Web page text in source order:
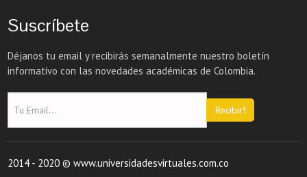
Suscríbete
Déjanos tu email y recibirás semanalmente nuestro boletín
informativo con las novedades académicas de Colombia.
Recibir!
2014 - 2020 © www.universidadesvirtuales.com.co